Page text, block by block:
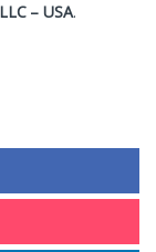
– USA.